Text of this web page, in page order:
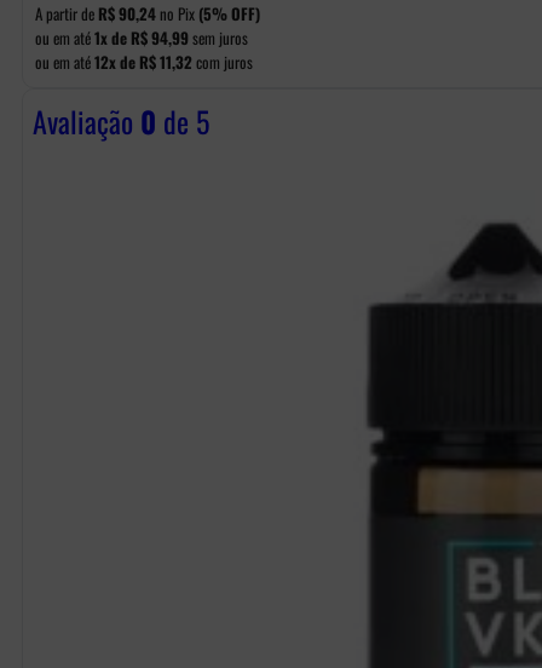
A partir de R$90,24 no Pix (5% OFF)
ou em até1x de R$94,99 sem juros
ou em até12x de R$11,32 com juros
Avaliação 0 de 5